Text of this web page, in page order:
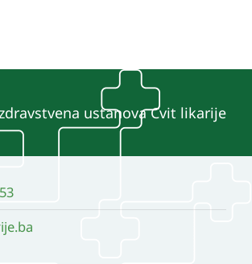
ustanova Cvit likarije